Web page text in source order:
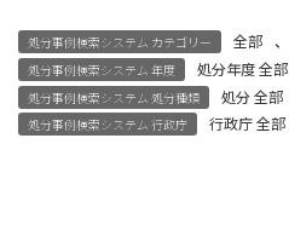
処分事例検索システム カテゴリー 全部 、
処分事例検索システム 年度 処分年度 全部
処分事例検索システム 処分種類 処分 全部
処分事例検索システム 行政庁 行政庁 全部